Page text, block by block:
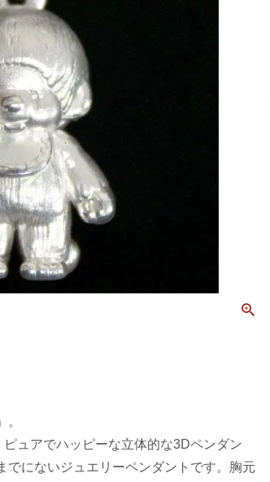
ュアでハッピーな立体的な3Dペンダン
にないジュエリーペンダントです。胸元